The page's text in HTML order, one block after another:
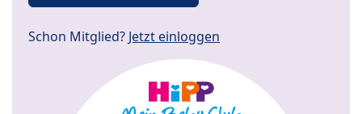
Schon Mitglied? Jetzt einloggen